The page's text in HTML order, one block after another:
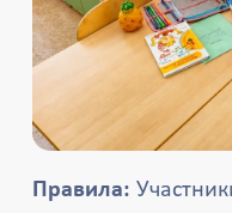
Правила: